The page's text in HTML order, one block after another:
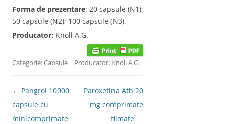
Forma de prezentare: 20 capsule (N1);
50 capsule (N2); 100 capsule (N3).
Producator: Knoll A.G.
Categorie:Capsule | Producator: Knoll A.G.
Post navigation
← Pangrol 10000
capsule cu
minicomprimate
Paroxetina Atb 20
mg comprimate
filmate →